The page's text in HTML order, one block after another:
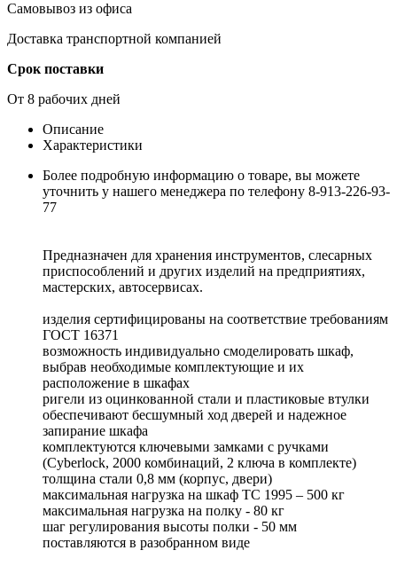
Самовывоз из офиса
Доставка транспортной компанией
Срок поставки
От 8 рабочих дней
Описание
Характеристики
Более подробную информацию о товаре, вы можете
уточнить у нашего менеджера по телефону 8-913-226-93-
77
Предназначен для хранения инструментов, слесарных
приспособлений и других изделий на предприятиях,
мастерских, автосервисах.
изделия сертифицированы на соответствие требованиям
ГОСТ 16371
возможность индивидуально смоделировать шкаф,
выбрав необходимые комплектующие и их
расположение в шкафах
ригели из оцинкованной стали и пластиковые втулки
обеспечивают бесшумный ход дверей и надежное
запирание шкафа
комплектуются ключевыми замками с ручками
(Cyberlock, 2000 комбинаций, 2 ключа в комплекте)
толщина стали 0,8 мм (корпус, двери)
максимальная нагрузка на шкаф ТС 1995 – 500 кг
максимальная нагрузка на полку - 80 кг
шаг регулирования высоты полки - 50 мм
поставляются в разобранном виде